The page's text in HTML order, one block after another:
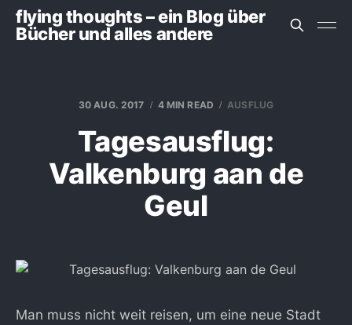
flying thoughts – ein Blog über
Bücher und alles andere
30 AUG. 2017 4 MIN READ AUSFLUG
Tagesausflug:
Valkenburg aan de
Geul
Man muss nicht weit reisen, um eine neue Stadt